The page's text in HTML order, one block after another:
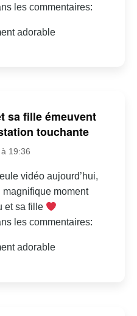
les commentaires:
adorable
sa fille émeuvent
touchante
19:36
vidéo aujourd’hui,
moment
et sa fille
les commentaires:
adorable